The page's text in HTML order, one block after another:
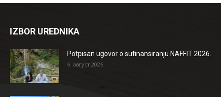
IZBOR UREDNIKA
Potpisan ugovor o sufinansiranju NAFFIT 2026.
6. август 2026.